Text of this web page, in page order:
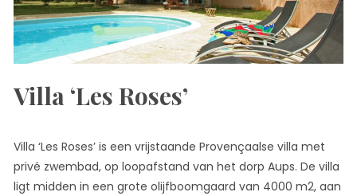
Villa ‘Les Roses’
Villa ‘Les Roses’ is een vrijstaande Provençaalse villa met
privé zwembad, op loopafstand van het dorp Aups. De villa
ligt midden in een grote olijfboomgaard van 4000 m2, aan